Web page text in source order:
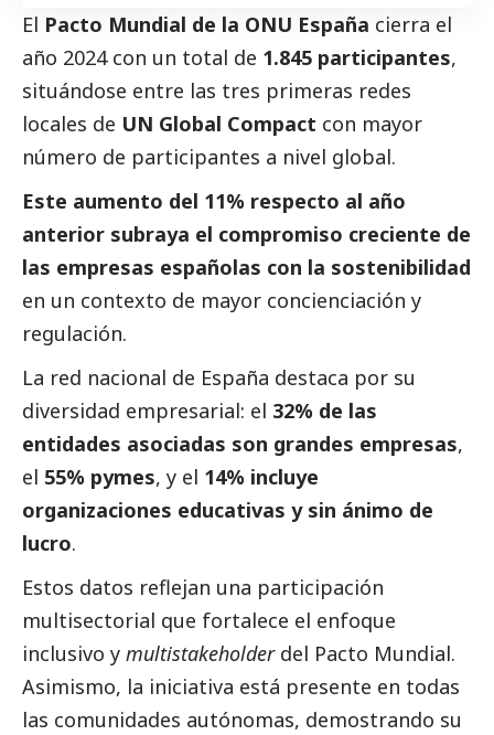
El Pacto Mundial de la ONU España cierra el
año 2024 con un total de 1.845 participantes,
situándose entre las tres primeras redes
locales de UN Global Compact con mayor
número de participantes a nivel global.
Este aumento del 11% respecto al año
anterior subraya el compromiso creciente de
las empresas españolas con la sostenibilidad
en un contexto de mayor concienciación y
regulación.
La red nacional de España destaca por su
diversidad empresarial: el 32% de las
entidades asociadas son grandes empresas,
el 55% pymes, y el 14% incluye
organizaciones educativas y sin ánimo de
lucro.
Estos datos reflejan una participación
multisectorial que fortalece el enfoque
inclusivo y multistakeholderdel Pacto Mundial.
Asimismo, la iniciativa está presente en todas
las comunidades autónomas, demostrando su